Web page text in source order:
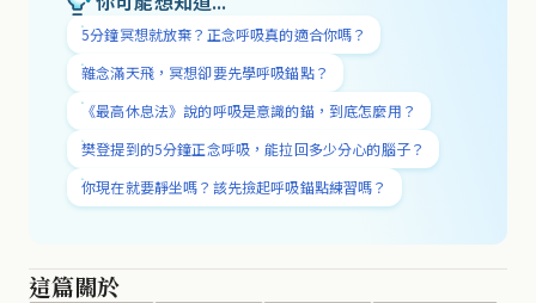
5分鐘冥想就放棄？正念呼吸真的適合你嗎？
雜念滿天飛，冥想卻要先學呼吸錨點？
《最高休息法》說的呼吸是意識的錨，到底怎麼用？
樊登提到的5分鐘正念呼吸，能拉回多少分心的腦子？
你現在就要靜坐嗎？該先撿起呼吸錨點練習嗎？
這篇關於